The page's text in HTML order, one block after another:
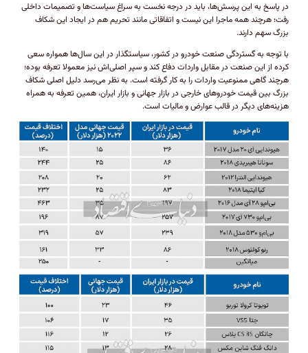
در پاسخ به این پرسش‌ها، باید در درجه نخست به سراغ سیاست‌ها و تصمیمات داخلی
رفت؛ هرچند همه ماجرا این نیست و اتفاقاتی مانند تحریم هم در ایجاد این شکاف
بزرگ سهم دارند.
با توجه به گستردگی صنعت خودرو در کشور، سیاستگذار در این سال‌ها همواره سعی
کرده از این صنعت در مقابل واردات دفاع کند و سپر اصلی‌اش نیز معمولا تعرفه بوده؛
هرچند گاهی ممنوعیت واردات را به کار گرفته است. به نظر می‌رسد دلیل اصلی شکاف
بزرگ بین قیمت خودرو‌های خارجی در بازار جهانی و بازار ایران، همین تعرفه به همراه
هزینه‌های دیگر در قالب عوارض و مالیات است.